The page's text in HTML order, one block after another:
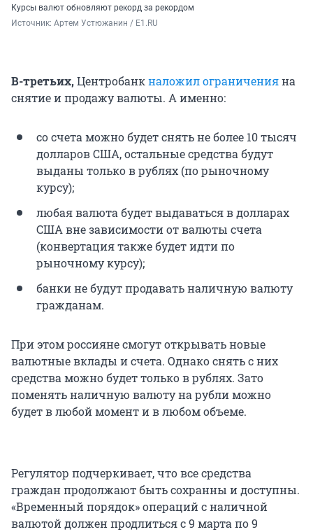
Курсы валют обновляют рекорд за рекордом
Источник: Артем Устюжанин / E1.RU
В-третьих,Центробанкналожил ограниченияна
снятие и продажу валюты. А именно:
со счета можно будет снять не более 10 тысяч
долларов США, остальные средства будут
выданы только в рублях (по рыночному
курсу);
любая валюта будет выдаваться в долларах
США вне зависимости от валюты счета
(конвертация также будет идти по
рыночному курсу);
банки не будут продавать наличную валюту
гражданам.
При этом россияне смогут открывать новые
валютные вклады и счета. Однако снять с них
средства можно будет только в рублях. Зато
поменять наличную валюту на рубли можно
будет в любой момент и в любом объеме.
Регулятор подчеркивает, что все средства
граждан продолжают быть сохранны и доступны.
«Временный порядок» операций с наличной
валютой должен продлиться с 9 марта по 9